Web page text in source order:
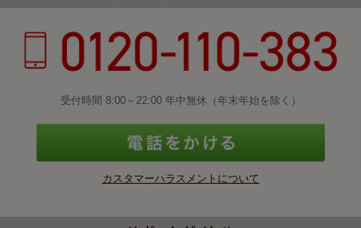
受付時間 8:00～22:00 年中無休（年末年始を除く）
カスタマーハラスメントについて